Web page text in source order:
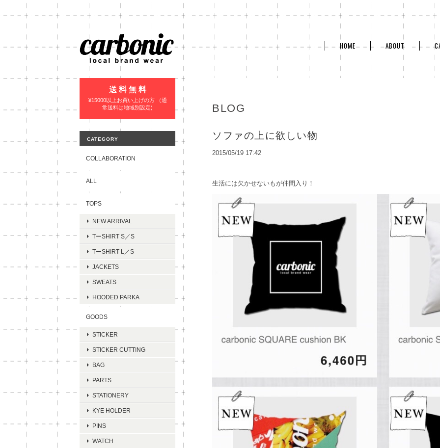
HOME ABOUT
BLOG
ソファの上に欲しい物
2015/05/19 17:42
生活には欠かせないもが仲間入り！
送 料 無 料
¥15000以上お買い上げの方 （通
常送料は地域別設定)
CATEGORY
COLLABORATION
ALL
TOPS
NEW ARRIVAL
TーSHIRT S／S
TーSHIRT L／S
JACKETS
SWEATS
HOODED PARKA
GOODS
STICKER
STICKER CUTTING
BAG
PARTS
STATIONERY
KYE HOLDER
PINS
WATCH